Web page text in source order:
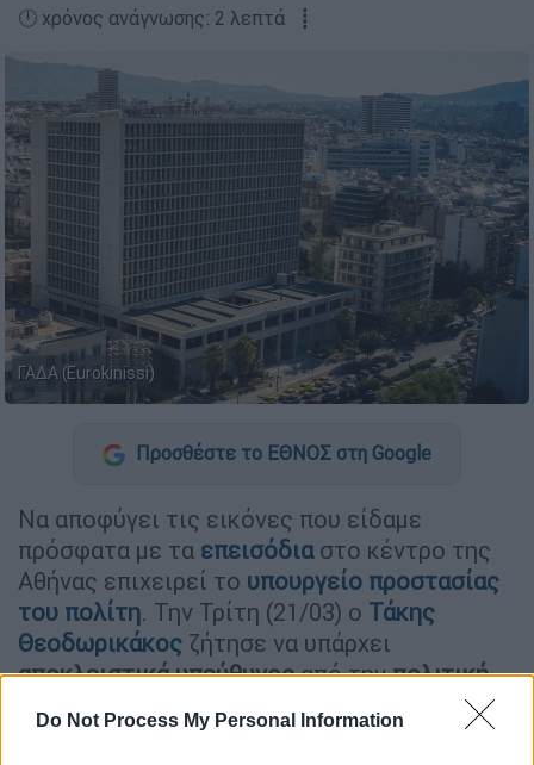
Do Not Process My Personal Information
🕛 χρόνος ανάγνωσης: 2 λεπτά ┋
ΓΑΔΑ (Eurokinissi)
Προσθέστε το ΕΘΝΟΣ στη Google
Να αποφύγει τις εικόνες που είδαμε
πρόσφατα με τα επεισόδια στο κέντρο της
Αθήνας επιχειρεί το υπουργείο προστασίας
του πολίτη. Την Τρίτη (21/03) ο Τάκης
Θεοδωρικάκος ζήτησε να υπάρχει
αποκλειστικά υπεύθυνοςαπό τηνπολιτική
σχεδιασμού τηςελληνικής αστυνομίας.